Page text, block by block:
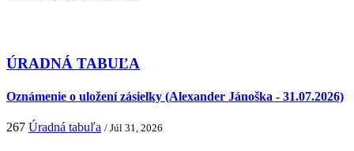
ÚRADNÁ TABUĽA
Oznámenie o uložení zásielky (Alexander Jánoška - 31.07.2026)
267 Úradná tabuľa / Júl 31, 2026